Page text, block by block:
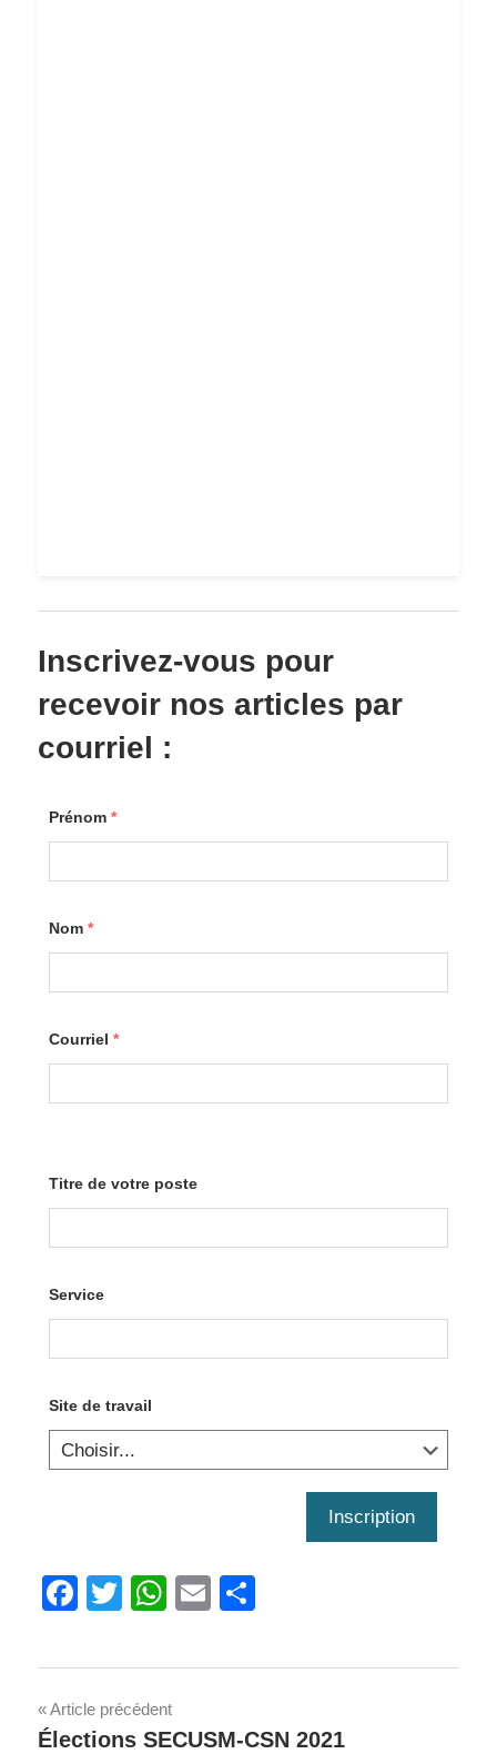
Inscrivez-vous pour
recevoir nos articles par
courriel :
Prénom *
Nom *
Courriel *
Titre de votre poste
Service
Site de travail
Inscription
Facebook
TwitterWhatsApp
Email
Navigation
Article précédent
Élections SECUSM-CSN 2021